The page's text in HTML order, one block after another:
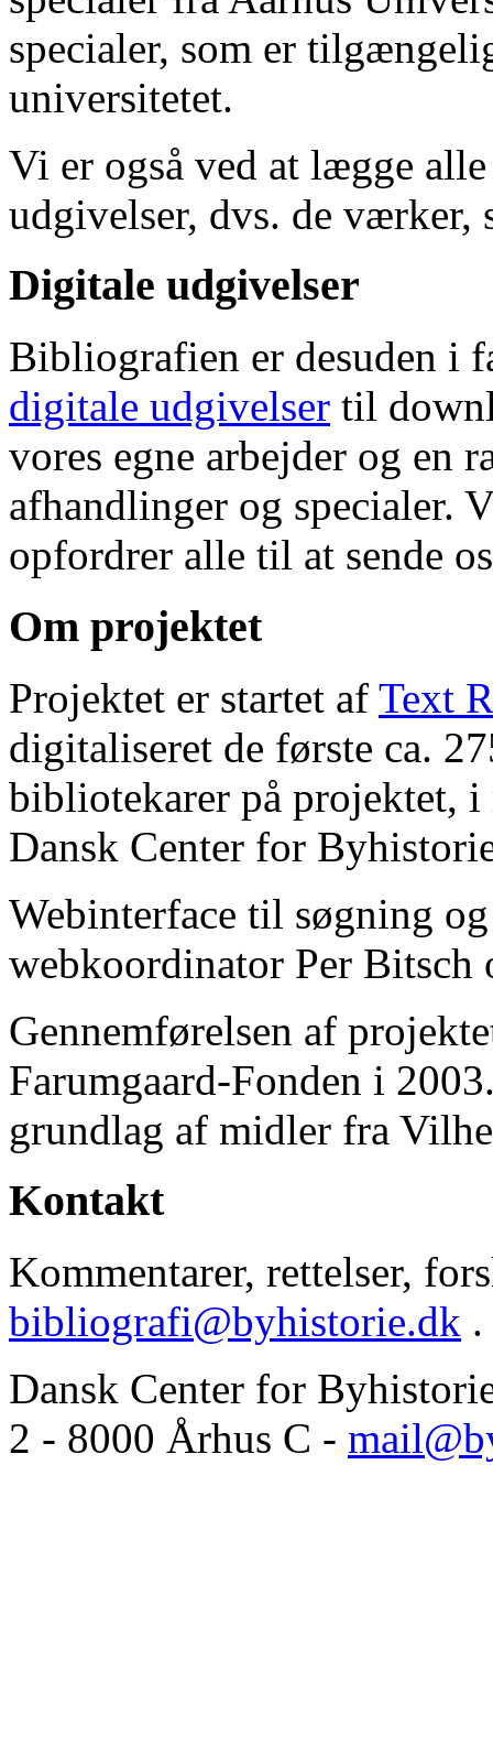
specialer, som er
universitetet.
Vi er også ved at lægge
udgivelser, dvs. de værker,
Digitale udgivelser
Bibliografien er desuden i
digitale udgivelser til
vores egne arbejder og en
afhandlinger og specialer.
opfordrer alle til at sende
Om projektet
Projektet er startet af Text
digitaliseret de første ca.
bibliotekarer på projektet, i
Dansk Center for
Webinterface til søgning
webkoordinator Per Bitsch
Gennemførelsen af
Farumgaard-Fonden i
grundlag af midler fra
Kontakt
Kommentarer, rettelser,
bibliografi@byhistorie.dk .
Dansk Center for
2 - 8000 Århus C -